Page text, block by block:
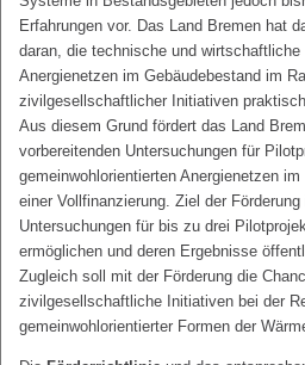
Erfahrungen vor. Das Land Bremen hat
daran, die technische und
Anergienetzen im Gebäudebestand im
zivilgesellschaftlicher Initiativen
Aus diesem Grund fördert das Land
vorbereitenden Untersuchungen für
gemeinwohlorientierten Anergienetzen
einer Vollfinanzierung. Ziel der
Untersuchungen für bis zu drei
ermöglichen und deren Ergebnisse
Zugleich soll mit der Förderung die
zivilgesellschaftliche Initiativen bei der
gemeinwohlorientierter Formen der